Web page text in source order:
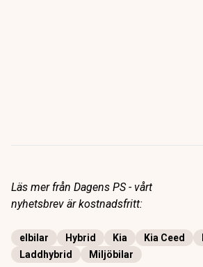
Läs mer från Dagens PS - vårt
nyhetsbrev är kostnadsfritt:
elbilar Hybrid Kia Kia Ceed
Laddhybrid
Miljöbilar